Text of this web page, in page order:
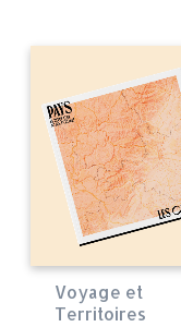
Voyage et
Territoires